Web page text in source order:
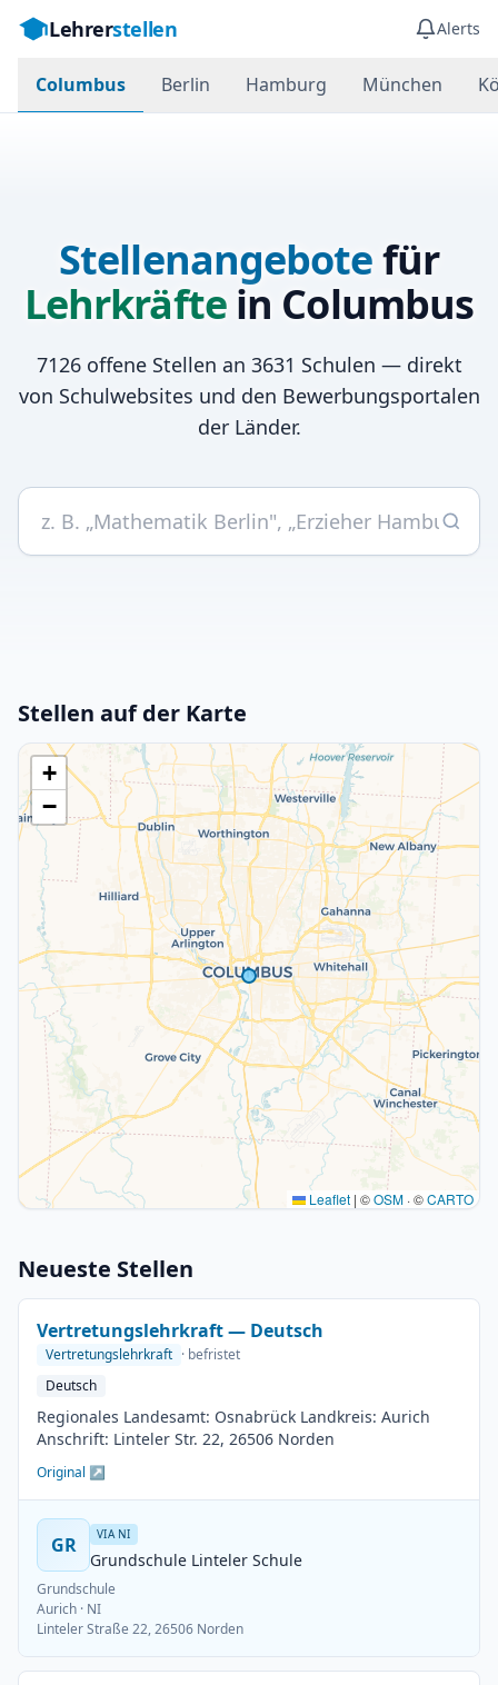
Lehrerstellen Alerts
Columbus Berlin Hamburg München
Stellenangebotefür
Lehrkräfte in Columbus
7126offene Stellen an 3631 Schulen — direkt
von Schulwebsites und den Bewerbungsportalen
der Länder.
Stellen auf der Karte
+
−
Leaflet | ©OSM · ©CARTO
Neueste Stellen
Vertretungslehrkraft — Deutsch
Vertretungslehrkraft · befristet
Deutsch
Regionales Landesamt: Osnabrück Landkreis: Aurich
Anschrift: Linteler Str. 22, 26506 Norden
Original ↗
GR VIA NI
Grundschule Linteler Schule
Grundschule
Aurich · NI
Linteler Straße 22, 26506 Norden